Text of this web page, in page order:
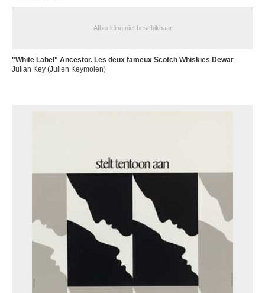
Afbeelding niet beschikbaar
"White Label" Ancestor. Les deux fameux Scotch Whiskies Dewar
Julian Key (Julien Keymolen)